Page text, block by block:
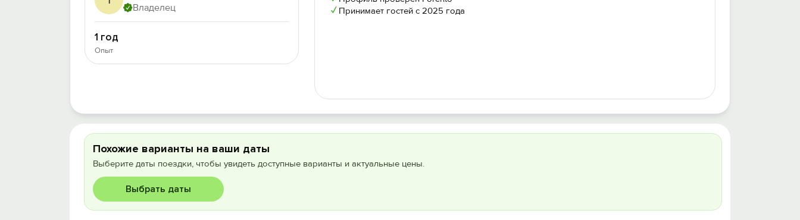
Владелец
1 год
Опыт
✓ Принимает гостей с 2025 года
Похожие варианты на ваши даты
Выберите даты поездки, чтобы увидеть доступные варианты и актуальные цены.
Выбрать даты